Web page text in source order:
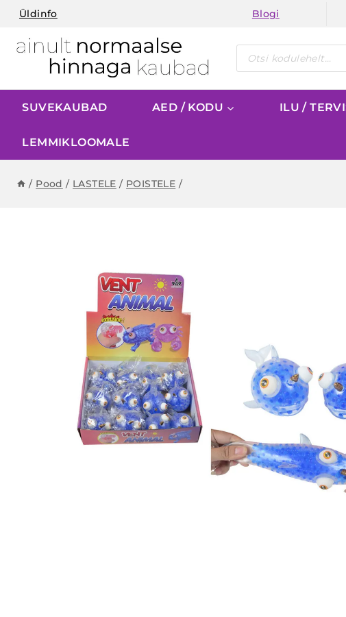
Skip
content
Üldinfo Blogi
Products
search
SUVEKAUBAD AED / KODU ILU /
LEMMIKLOOMALE
/ Pood / LASTELE / POISTELE /